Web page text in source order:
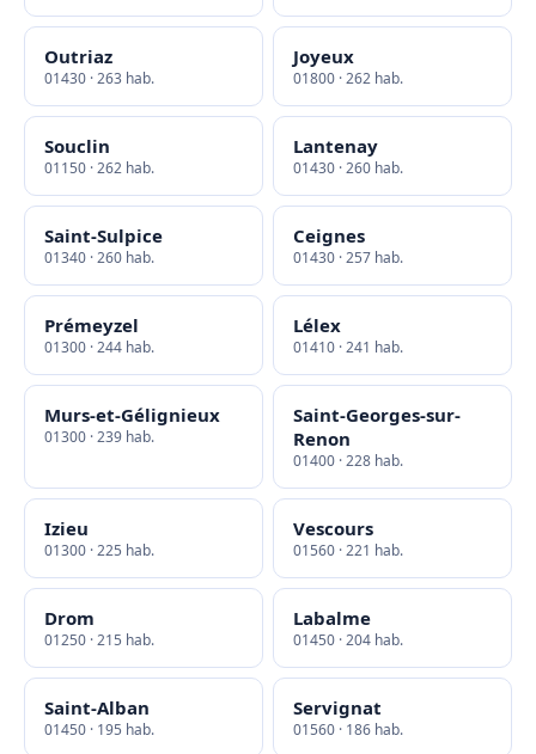
Outriaz
01430 · 263 hab.
Joyeux
01800 · 262 hab.
Souclin
01150 · 262 hab.
Lantenay
01430 · 260 hab.
Saint-Sulpice
01340 · 260 hab.
Ceignes
01430 · 257 hab.
Prémeyzel
01300 · 244 hab.
Lélex
01410 · 241 hab.
Murs-et-Gélignieux
01300 · 239 hab.
Saint-Georges-sur-
Renon
01400 · 228 hab.
Izieu
01300 · 225 hab.
Vescours
01560 · 221 hab.
Drom
01250 · 215 hab.
Labalme
01450 · 204 hab.
Saint-Alban
01450 · 195 hab.
Servignat
01560 · 186 hab.